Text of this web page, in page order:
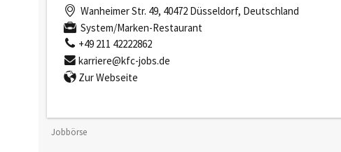
Wanheimer Str. 49, 40472 Düsseldorf, Deutschland
System/Marken-Restaurant
+49 211 42222862
karriere@kfc-jobs.de
Zur Webseite
Jobbörse